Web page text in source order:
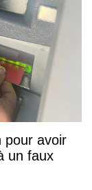
pour avoir
un faux